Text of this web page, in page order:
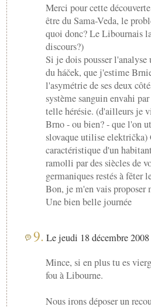
Merci pour cette
être du Sama-Veda, le
quoi donc? Le Libournais
discours?)
Si je dois pousser
du háček, que j'estime
l'asymétrie de ses deux
système sanguin envahi
telle hérésie. (d'ailleurs je
Brno - ou bien? - que l'on
slovaque utilise električka)
caractéristique d'un
ramolli par des siècles de
germaniques restés à fêter
Bon, je m'en vais proposer
Une bien belle journée
9. Le jeudi 18 décembre
Mince, si en plus tu es
fou à Libourne.
Nous irons déposer un